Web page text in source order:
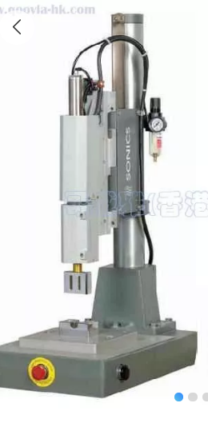
Sonics 40 kHz 超聲波塑焊